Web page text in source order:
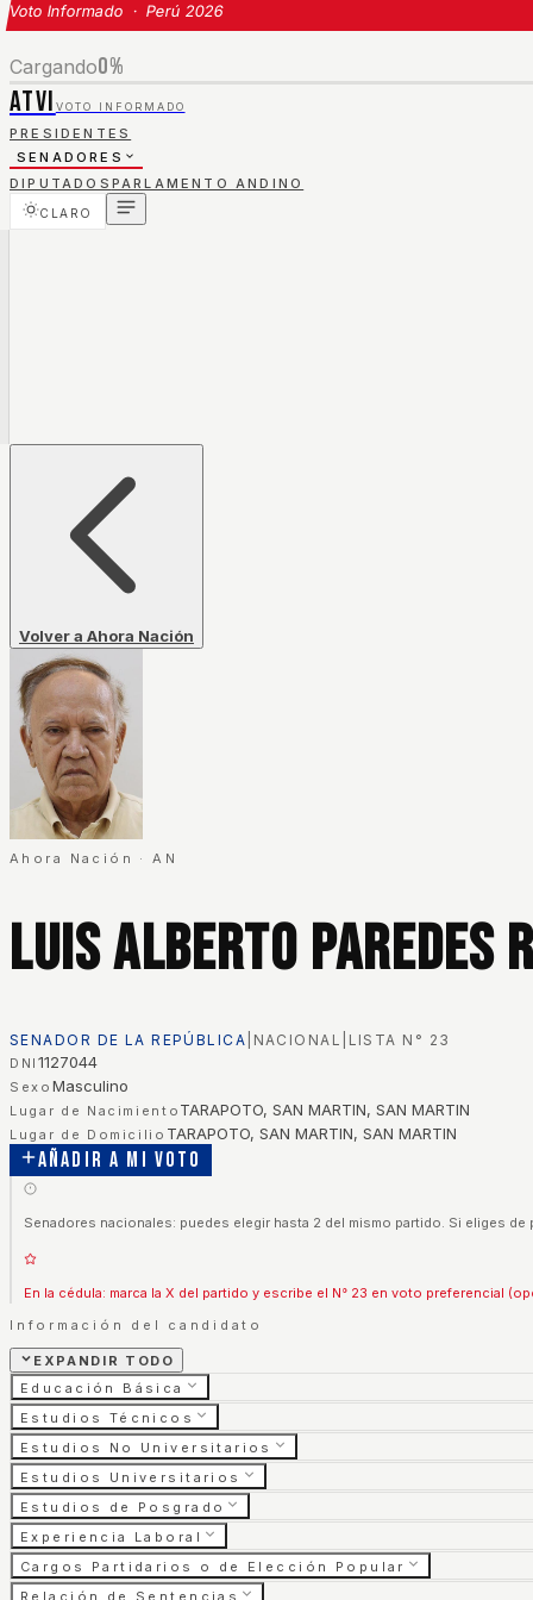
Voto Informado · Perú 2026
Cargando0%
ATVI VOTO INFORMADO
PRESIDENTES
SENADORES
DIPUTADOS PARLAMENTO ANDINO
CLARO
Volver a Ahora Nación
Ahora Nación ·AN
Luis Alberto Paredes
SENADOR DE LA REPÚBLICA NACIONAL LISTA N° 23
DNI 1127044
Sexo Masculino
Lugar de Nacimiento TARAPOTO, SAN MARTIN, SAN MARTIN
Lugar de Domicilio TARAPOTO, SAN MARTIN, SAN MARTIN
Añadir a mi voto
Senadores nacionales: puedes elegir hasta 2 del mismo partido. Si eliges
En la cédula: marca la X del partido y escribe el N° 23 en voto preferencial
Información del candidato
EXPANDIR TODO
Educación Básica
Estudios Técnicos
Estudios No Universitarios
Estudios Universitarios
Estudios de Posgrado
Experiencia Laboral
Cargos Partidarios o de Elección Popular